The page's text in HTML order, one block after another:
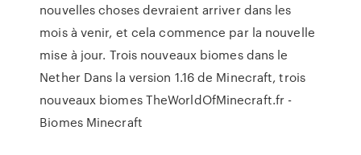
nouvelles choses devraient arriver dans les
mois à venir, et cela commence par la nouvelle
mise à jour. Trois nouveaux biomes dans le
Nether Dans la version 1.16 de Minecraft, trois
nouveaux biomes TheWorldOfMinecraft.fr -
Biomes Minecraft